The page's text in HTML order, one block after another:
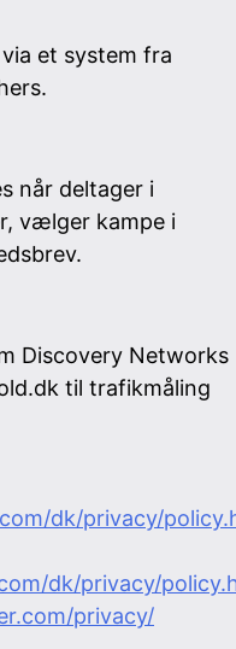
et system fra
når deltager i
vælger kampe i
Discovery Networks
til trafikmåling
dk/privacy/
dk/privacy/
privacy/